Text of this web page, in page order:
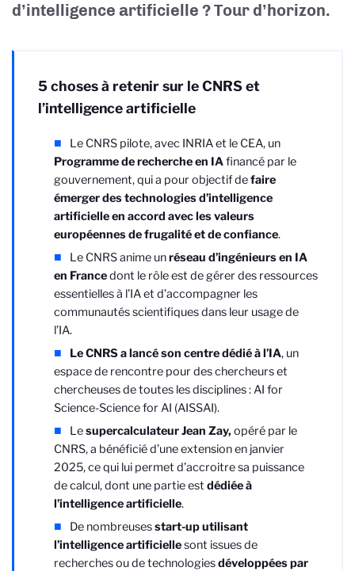
d’intelligence artificielle ? Tour d’horizon.
5 choses à retenir sur le CNRS et
l’intelligence artificielle
Le CNRS pilote, avec INRIA et le CEA, un
Programme de recherche en IAfinancé par le
gouvernement,qui a pour objectif defaire
émerger des technologies d’intelligence
artificielle en accord avec les valeurs
européennes de frugalité et de confiance.
Le CNRS anime unréseau d’ingénieurs en IA
en Francedont le rôle est de gérer des ressources
essentielles à l’IA et d’accompagner les
communautés scientifiques dans leur usage de
l’IA.
Le CNRS a lancé son centre dédié à l’IA, un
espace de rencontre pour des chercheurs et
chercheuses de toutes les disciplines : AI for
Science-Science for AI (AISSAI).
Lesupercalculateur Jean Zay, opéré par le
CNRS, a bénéficié d’une extension en janvier
2025, ce qui lui permet d’accroitre sa puissance
de calcul, dont une partie est dédiée à
l’intelligence artificielle.
De nombreusesstart-up utilisant
l’intelligence artificiellesont issues de
recherches ou de technologiesdéveloppées par